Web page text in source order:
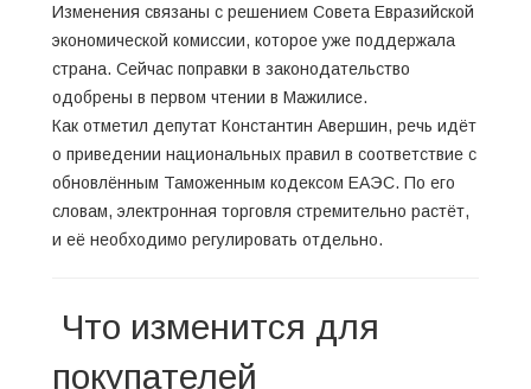
Изменения связаны с решением Совета Евразийской
экономической комиссии, которое уже поддержала
страна. Сейчас поправки в законодательство
одобрены в первом чтении в Мажилисе.
Как отметил депутат Константин Авершин, речь идёт
о приведении национальных правил в соответствие с
обновлённым Таможенным кодексом ЕАЭС. По его
словам, электронная торговля стремительно растёт,
и её необходимо регулировать отдельно.
Что изменится для
покупателей